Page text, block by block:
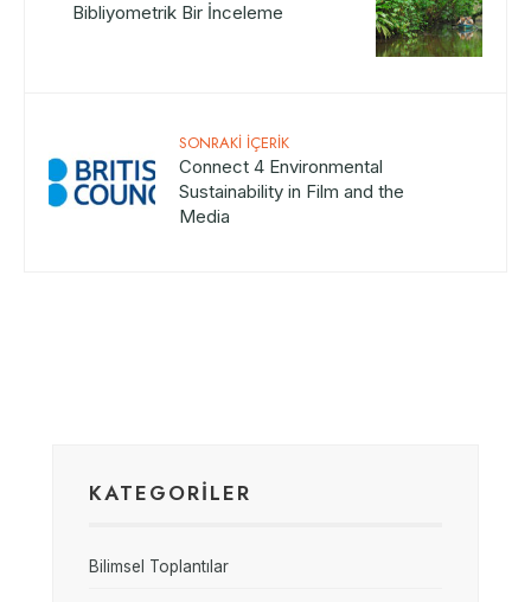
Bibliyometrik Bir İnceleme
SONRAKI İÇERIK
Connect 4 Environmental
Sustainability in Film and the
Media
KATEGORİLER
Bilimsel Toplantılar